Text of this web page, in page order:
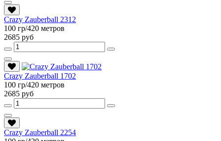
Crazy Zauberball 2312
100 гр/420 метров
2685 руб
Crazy Zauberball 1702
100 гр/420 метров
2685 руб
Crazy Zauberball 2254